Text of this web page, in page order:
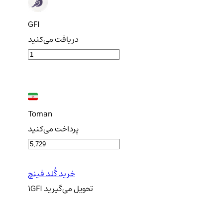
GFI
دریافت می‌کنید
Toman
پرداخت می‌کنید
خرید گُلد فینچ
1GFI تحویلمی‌گیرید